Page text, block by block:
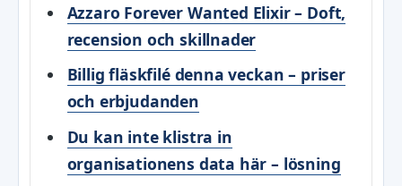
Azzaro Forever Wanted Elixir – Doft,
recension och skillnader
Billig fläskfilé denna veckan – priser
och erbjudanden
Du kan inte klistra in
organisationens data här – lösning